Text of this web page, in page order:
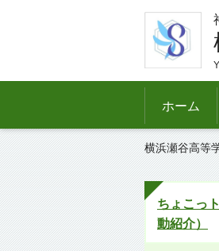
ホーム
横浜瀬谷高等
ちょこっ
動紹介）